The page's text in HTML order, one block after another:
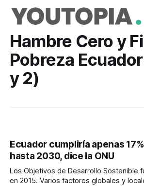
Hambre Cero y
Pobreza Ecuador
y 2)
Ecuador cumpliría apenas
hasta 2030, dice la ONU
Los Objetivos de Desarrollo Sostenible
en 2015. Varios factores globales y